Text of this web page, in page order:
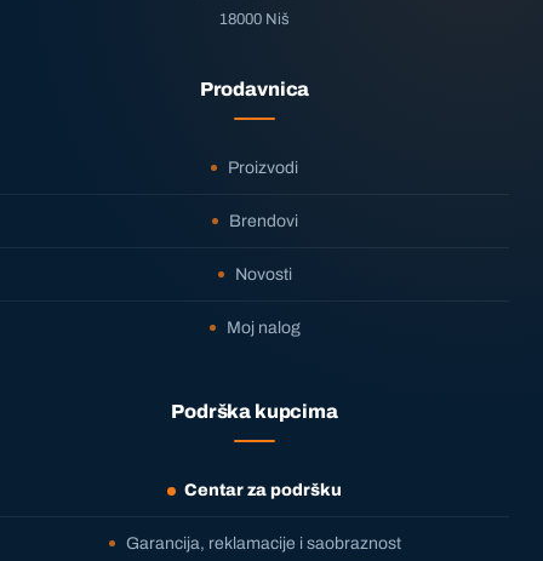
18000 Niš
Prodavnica
Proizvodi
Brendovi
Novosti
Moj nalog
Podrška kupcima
Centar za podršku
Garancija, reklamacije i saobraznost